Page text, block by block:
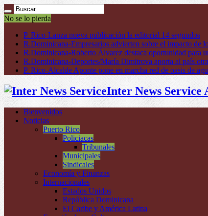
No se lo pierda
P. Rico-Lanza nueva publicación la editorial 14 segundos
R.Dominicana-Empresarios advierten sobre el impacto de
R.Dominicana-Roberto Álvarez destaca oportunidad para
R.Dominicana-Deportes/María Dimitrova aporta al país
P. Rico-Alcalde Aponte pone en marcha red de oasis de
Inter News Service
Bienvenidos
Noticias
Puerto Rico
Policiacas
Tribunales
Municipales
Sindicales
Economía y Finanzas
Internacionales
Estados Unidos
República Dominicana
El Caribe y América Latina